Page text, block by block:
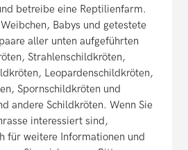
betreibe eine Reptilienfarm.
Babys und getestete
aller unten aufgeführten
Strahlenschildkröten,
Leopardenschildkröten,
Spornschildkröten und
andere Schildkröten. Wenn Sie
interessiert sind,
für weitere Informationen und